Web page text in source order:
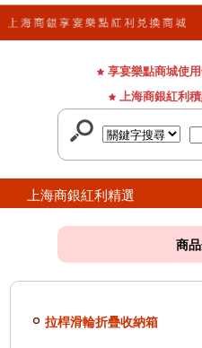
享宴樂點商城使
上海商銀紅利
上海商銀紅利精選
商
拉桿滑輪折疊收納箱